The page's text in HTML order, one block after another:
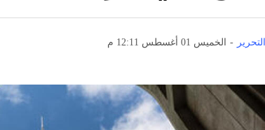
- الخميس 01 أغسطس 12:11 م